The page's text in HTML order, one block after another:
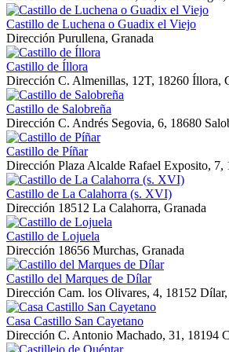
Castillo de Luchena o Guadix el Viejo
Dirección Purullena, Granada
Castillo de Íllora
Dirección C. Almenillas, 12T, 18260 Íllora,
Castillo de Salobreña
Dirección C. Andrés Segovia, 6, 18680
Castillo de Píñar
Dirección Plaza Alcalde Rafael Exposito, 7,
Castillo de La Calahorra (s. XVI)
Dirección 18512 La Calahorra, Granada
Castillo de Lojuela
Dirección 18656 Murchas, Granada
Castillo del Marques de Dílar
Dirección Cam. los Olivares, 4, 18152 Dílar,
Casa Castillo San Cayetano
Dirección C. Antonio Machado, 31, 18194